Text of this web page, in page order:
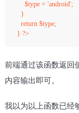
    $type = 'android';
  }
  return $type;
前端通过该函数返回
内容输出即可。
我以为以上函数已经